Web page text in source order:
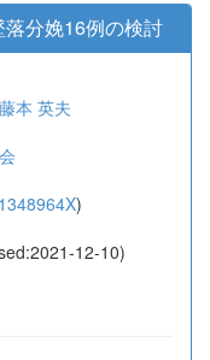
分娩16例の検討
藤本 英夫
)
12-10)